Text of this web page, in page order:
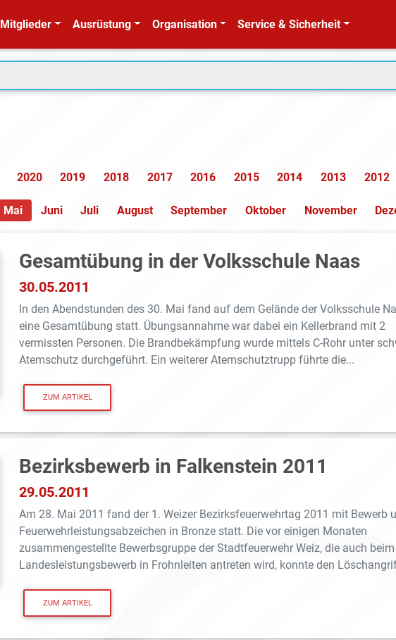
Mitglieder Ausrüstung Organisation Service & Sicherheit
2020 2019 2018 2017 2016 2015 2014 2013 2012
Mai Juni Juli August September Oktober November
Gesamtübung in der Volksschule Naas
30.05.2011
In den Abendstunden des 30. Mai fand auf dem Gelände der Volksschule
eine Gesamtübung statt. Übungsannahme war dabei ein Kellerbrand mit 2
vermissten Personen. Die Brandbekämpfung wurde mittels C-Rohr unter
Atemschutz durchgeführt. Ein weiterer Atemschutztrupp führte die...
ZUM ARTIKEL
Bezirksbewerb in Falkenstein 2011
29.05.2011
Am 28. Mai 2011 fand der 1. Weizer Bezirksfeuerwehrtag 2011 mit Bewerb
Feuerwehrleistungsabzeichen in Bronze statt. Die vor einigen Monaten
zusammengestellte Bewerbsgruppe der Stadtfeuerwehr Weiz, die auch beim
Landesleistungsbewerb in Frohnleiten antreten wird, konnte den
ZUM ARTIKEL